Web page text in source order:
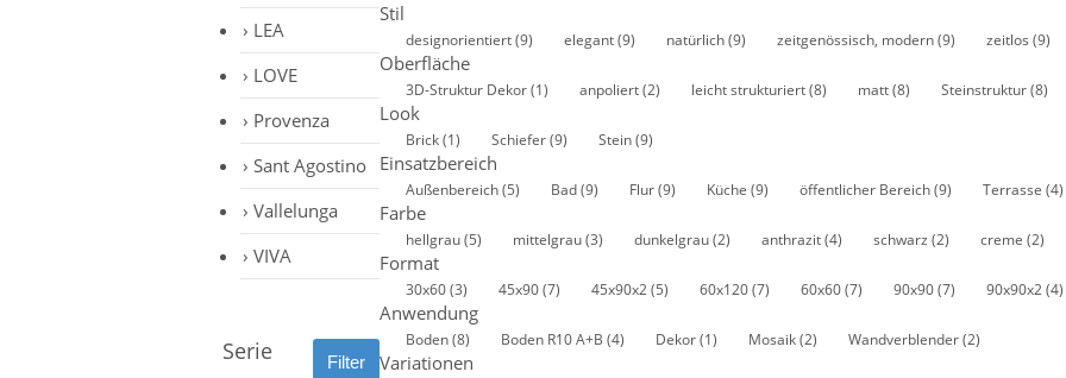
LEA
LOVE
Provenza
Sant Agostino
Vallelunga
VIVA
Serie
Stil
designorientiert(9) elegant(9) natürlich(9) zeitgenössisch, modern(9) zeitlos (9)
Oberfläche
3D-Struktur Dekor(1) anpoliert(2) leicht strukturiert(8) matt(8) Steinstruktur(8)
Look
Brick(1) Schiefer(9) Stein(9)
Einsatzbereich
Außenbereich(5) Bad(9) Flur(9) Küche (9) öffentlicher Bereich(9) Terrasse (4)
Farbe
hellgrau(5) mittelgrau(3) dunkelgrau(2) anthrazit(4) schwarz (2) creme (2)
Format
30x60(3) 45x90(7) 45x90x2(5) 60x120(7) 60x60(7) 90x90(7) 90x90x2(4)
Anwendung
Boden(8) Boden R10 A+B (4) Dekor(1) Mosaik(2) Wandverblender(2)
Variationen